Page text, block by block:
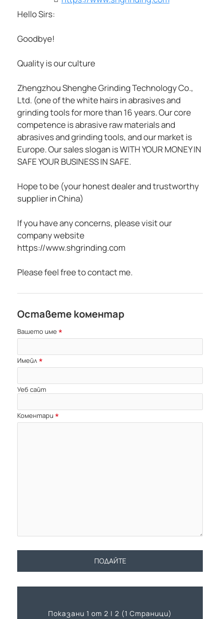
Hello Sirs:
Goodbye!
Quality is our culture
Zhengzhou Shenghe Grinding Technology Co.,
Ltd. (one of the white hairs in abrasives and
grinding tools for more than 16 years. Our core
competence is abrasive raw materials and
abrasives and grinding tools, and our market is
Europe. Our sales slogan is WITH YOUR MONEY IN
SAFE YOUR BUSINESS IN SAFE.
Hope to be (your honest dealer and trustworthy
supplier in China)
If you have any concerns, please visit our
company website
https://www.shgrinding.com
Please feel free to contact me.
Оставете коментар
Вашето име
Имейл
Уеб сайт
Коментари
ПОДАЙТЕ
Показани 1 от 2 | 2 (1 Страници)